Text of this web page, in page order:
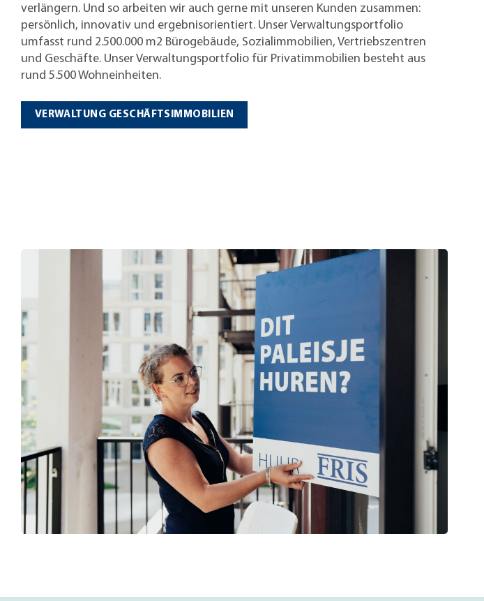
verlängern. Und so arbeiten wir auch gerne mit unseren Kunden zusammen:
persönlich, innovativ und ergebnisorientiert. Unser Verwaltungsportfolio
umfasst rund 2.500.000 m2 Bürogebäude, Sozialimmobilien, Vertriebszentren
und Geschäfte. Unser Verwaltungsportfolio für Privatimmobilien besteht aus
rund 5.500 Wohneinheiten.
VERWALTUNG GESCHÄFTSIMMOBILIEN